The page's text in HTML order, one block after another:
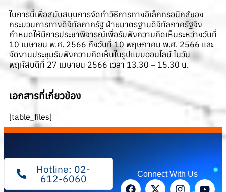
ในการนี้เพื่อสนับสนุนการจัดทำวิธีการทางอิเล็กทรอนิกส์ของ
กระบวนการทางดิจิทัลภาครัฐ ฝ่ายมาตรฐานดิจิทัลภาครัฐจึง
กำหนดให้มีการประชาพิจารณ์เพื่อรับฟังความคิดเห็นระหว่างวันที่
10 เมษายน พ.ศ. 2566 ถึงวันที่ 10 พฤษภาคม พ.ศ. 2566 และ
จัดงานประชุมรับฟังความคิดเห็นในรูปแบบออนไลน์ ในวัน
พฤหัสบดีที่ 27 เมษายน 2566 เวลา 13.30 – 15.30 น.
เอกสารที่เกี่ยวข้อง
[table_files]
Hotline: 02-
612-6060 Connect With Us